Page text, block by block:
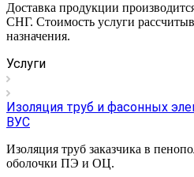
Доставка продукции
СНГ. Стоимость услуги
назначения.
Услуги
Изоляция труб и фасонных
ВУС
Изоляция труб заказчика в
оболочки ПЭ и ОЦ.